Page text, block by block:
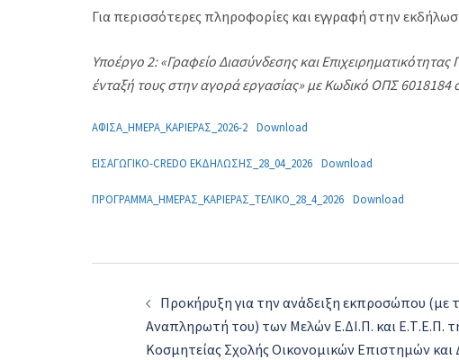
Για περισσότερες πληροφορίες και εγγραφή στην
Υποέργο 2: «Γραφείο Διασύνδεσης και
ένταξή τους στην αγορά εργασίας» με Κωδικό ΟΠΣ
ΑΦΙΣΑ_ΗΜΕΡΑ_ΚΑΡΙΕΡΑΣ_2026-2 Download
ΕΙΣΑΓΩΓΙΚΟ-CREDO ΕΚΔΗΛΩΣΗΣ_28_04_2026 Download
ΠΡΟΓΡΑΜΜΑ_ΗΜΕΡΑΣ_ΚΑΡΙΕΡΑΣ_ΤΕΛΙΚΟ_28_4_2026 Download
navigation
Προκήρυξη για την ανάδειξη εκπροσώπου (με
Αναπληρωτή του) των Μελών Ε.ΔΙ.Π. και Ε.Τ.Ε.Π.
Κοσμητείας Σχολής Οικονομικών Επιστημών και